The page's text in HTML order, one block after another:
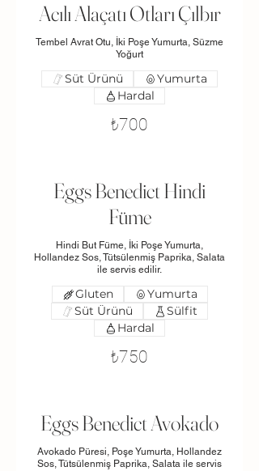
Acılı Alaçatı Otları Çılbır
Tembel Avrat Otu, İki Poşe Yumurta, Süzme
Yoğurt
₺700
Süt Ürünü
Yumurta
Hardal
Eggs Benedict Hindi
Füme
Hindi But Füme, İki Poşe Yumurta,
Hollandez Sos, Tütsülenmiş Paprika, Salata
ile servis edilir.
₺750
Gluten
Yumurta
Süt Ürünü
Sülfit
Hardal
Eggs Benedict Avokado
Avokado Püresi, Poşe Yumurta, Hollandez
Sos, Tütsülenmiş Paprika, Salata ile servis